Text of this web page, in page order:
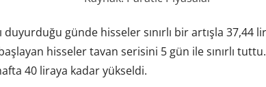
duyurduğu günde hisseler sınırlı bir artışla 37,44
hisseler tavan serisini 5 gün ile sınırlı tuttu.
40 liraya kadar yükseldi.